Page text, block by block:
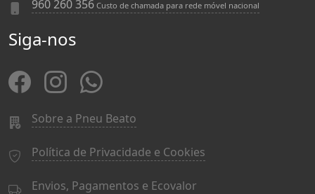
960 260 356 Custo de chamada para rede móvel nacional
Siga-nos
Sobre a Pneu Beato
Política de Privacidade e Cookies
Envios, Pagamentos e Ecovalor